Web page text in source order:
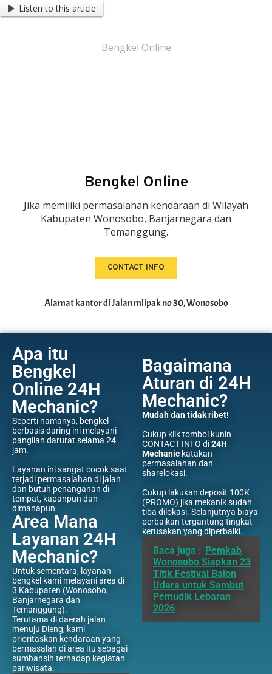
Listen to this article
Bengkel Online
Bengkel Online
Jika memiliki permasalahan kendaraan di Wilayah
Kabupaten Wonosobo, Banjarnegara dan
Temanggung.
CONTACT INFO
Alamat kantor di Jalan mlipak no 30, Wonosobo
Apa itu
Bengkel
Online 24H
Mechanic?
Seperti namanya, bengkel
berbasis daring ini melayani
pangilan darurat selama 24
jam.
Layanan ini sangat cocok saat
terjadi permasalahan di jalan
dan butuh penanganan di
tempat, kapanpun dan
dimanapun.
Area Mana
Layanan 24H
Mechanic?
Untuk sementara, layanan
bengkel kami melayani area di
3 Kabupaten (Wonosobo,
Banjarnegara dan
Temanggung).
Terutama di daerah jalan
menuju Dieng, kami
prioritaskan kendaraan yang
bermasalah di area itu sebagai
sumbansih terhadap kegiatan
pariwisata.
Bagaimana
Aturan di 24H
Mechanic?
Mudah dan tidak ribet!
Cukup klik tombol kunin
CONTACT INFO di24H
Mechanic katakan
permasalahan dan
sharelokasi.
Cukup lakukan deposit 100K
(PROMO) jika mekanik sudah
tiba dilokasi. Selanjutnya biaya
perbaikan tergantung tingkat
kerusakan yang diperbaiki.
Baca juga : Pemkab
Wonosobo Siapkan 23
Titik Festival Balon
Udara untuk Sambut
Pemudik Lebaran
2026